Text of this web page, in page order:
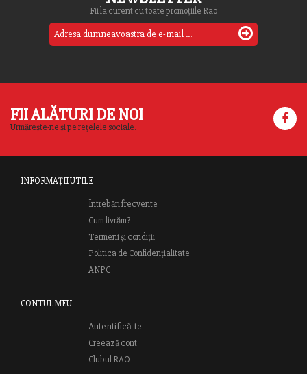
Fii la curent cu toate promoțiile Rao
FII ALĂTURI DE NOI
Urmărește-ne și pe rețelele sociale.
INFORMAȚII UTILE
Întrebări frecvente
Cum livrăm?
Termeni și condiții
Politica de Confidențialitate
ANPC
CONTUL MEU
Autentifică-te
Creează cont
Clubul RAO